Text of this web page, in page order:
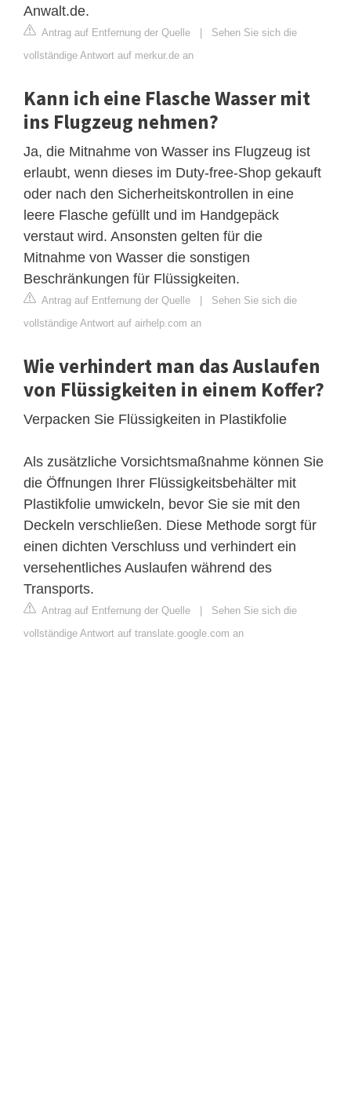
Anwalt.de.
Antrag auf Entfernung der Quelle | Sehen Sie sich die
vollständige Antwort auf merkur.de an
Kann ich eine Flasche Wasser mit
ins Flugzeug nehmen?
Ja, die Mitnahme von Wasser ins Flugzeug ist
erlaubt, wenn dieses im Duty-free-Shop gekauft
oder nach den Sicherheitskontrollen in eine
leere Flasche gefüllt und im Handgepäck
verstaut wird. Ansonsten gelten für die
Mitnahme von Wasser die sonstigen
Beschränkungen für Flüssigkeiten.
Antrag auf Entfernung der Quelle | Sehen Sie sich die
vollständige Antwort auf airhelp.com an
Wie verhindert man das Auslaufen
von Flüssigkeiten in einem Koffer?
Verpacken Sie Flüssigkeiten in Plastikfolie
Als zusätzliche Vorsichtsmaßnahme können Sie
die Öffnungen Ihrer Flüssigkeitsbehälter mit
Plastikfolie umwickeln, bevor Sie sie mit den
Deckeln verschließen. Diese Methode sorgt für
einen dichten Verschluss und verhindert ein
versehentliches Auslaufen während des
Transports.
Antrag auf Entfernung der Quelle | Sehen Sie sich die
vollständige Antwort auf translate.google.com an